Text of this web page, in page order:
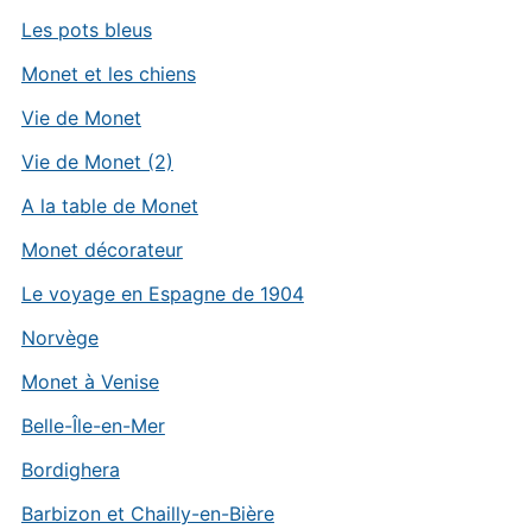
Les pots bleus
Monet et les chiens
Vie de Monet
Vie de Monet (2)
A la table de Monet
Monet décorateur
Le voyage en Espagne de 1904
Norvège
Monet à Venise
Belle-Île-en-Mer
Bordighera
Barbizon et Chailly-en-Bière